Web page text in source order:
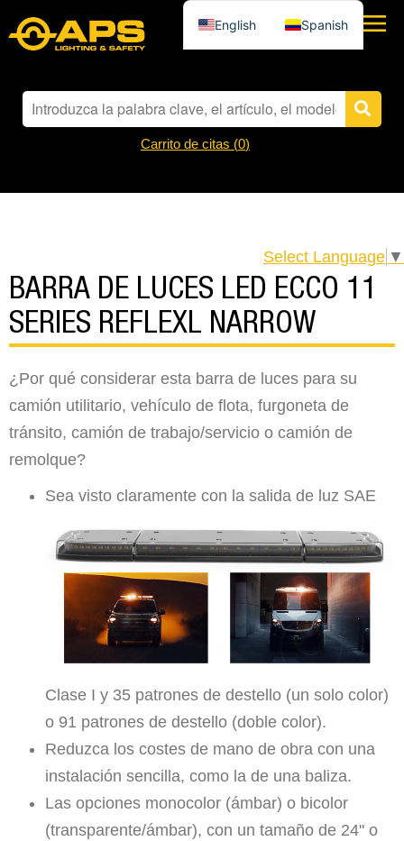
Carrito de citas (0)
Select Language ▼
BARRA DE LUCES LED ECCO 11
SERIES REFLEXL NARROW
¿Por qué considerar esta barra de luces para su
camión utilitario, vehículo de flota, furgoneta de
tránsito, camión de trabajo/servicio o camión de
remolque?
Sea visto claramente con la salida de luz SAE
Clase I y 35 patrones de destello (un solo color)
o 91 patrones de destello (doble color).
Reduzca los costes de mano de obra con una
instalación sencilla, como la de una baliza.
Las opciones monocolor (ámbar) o bicolor
(transparente/ámbar), con un tamaño de 24" o
English Spanish